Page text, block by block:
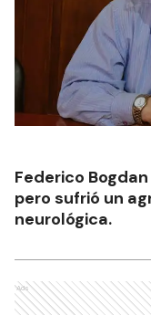
Federico
pero sufrió un
neurológica.
Ads